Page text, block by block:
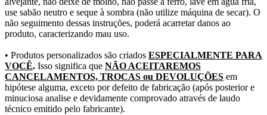
use sabão neutro e seque à sombra (não utilize máquina de secar). O
não seguimento dessas instruções, poderá acarretar danos ao
produto, caracterizando mau uso.
• Produtos personalizados são criados ESPECIALMENTE PARA
VOCÊ. Isso significa que NÃO ACEITAREMOS
CANCELAMENTOS, TROCAS ou DEVOLUÇÕES em
hipótese alguma, exceto por defeito de fabricação (após posterior e
minuciosa analise e devidamente comprovado através de laudo
técnico emitido pelo fabricante).